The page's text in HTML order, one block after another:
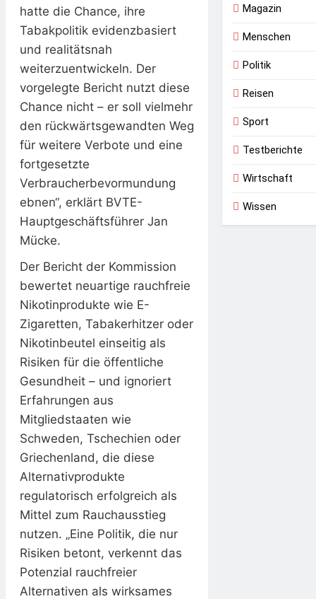
hatte die Chance, ihre
Tabakpolitik evidenzbasiert
und realitätsnah
weiterzuentwickeln. Der
vorgelegte Bericht nutzt diese
Chance nicht – er soll vielmehr
den rückwärtsgewandten Weg
für weitere Verbote und eine
fortgesetzte
Verbraucherbevormundung
ebnen“, erklärt BVTE-
Hauptgeschäftsführer Jan
Mücke.
Der Bericht der Kommission
bewertet neuartige rauchfreie
Nikotinprodukte wie E-
Zigaretten, Tabakerhitzer oder
Nikotinbeutel einseitig als
Risiken für die öffentliche
Gesundheit – und ignoriert
Erfahrungen aus
Mitgliedstaaten wie
Schweden, Tschechien oder
Griechenland, die diese
Alternativprodukte
regulatorisch erfolgreich als
Mittel zum Rauchausstieg
nutzen. „Eine Politik, die nur
Risiken betont, verkennt das
Potenzial rauchfreier
Alternativen als wirksames
Magazin
Menschen
Politik
Reisen
Sport
Testberichte
Wirtschaft
Wissen